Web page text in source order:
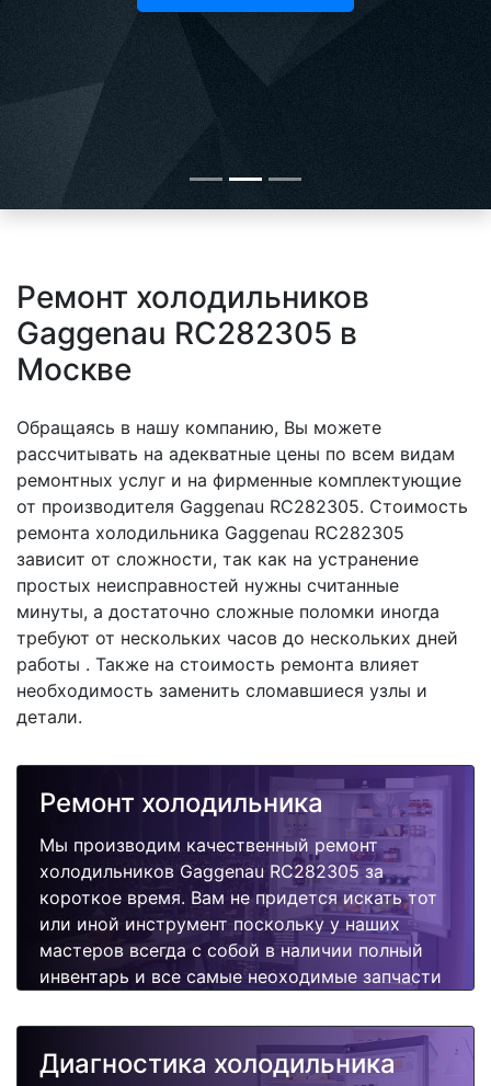
Ремонт холодильников
Gaggenau RC282305 в
Москве
Обращаясь в нашу компанию, Вы можете
рассчитывать на адекватные цены по всем видам
ремонтных услуг и на фирменные комплектующие
от производителя Gaggenau RC282305. Стоимость
ремонта холодильника Gaggenau RC282305
зависит от сложности, так как на устранение
простых неисправностей нужны считанные
минуты, а достаточно сложные поломки иногда
требуют от нескольких часов до нескольких дней
работы . Также на стоимость ремонта влияет
необходимость заменить сломавшиеся узлы и
детали.
Ремонт холодильника
Мы производим качественный ремонт
холодильников Gaggenau RC282305 за
короткое время. Вам не придется искать тот
или иной инструмент поскольку у наших
мастеров всегда с собой в наличии полный
инвентарь и все самые неоходимые запчасти
быстро, качественно и недорого.
Диагностика холодильника